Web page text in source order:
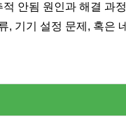
, 점검해보자
잡기
안됨 원인과 해결 과
, 기기 설정 문제, 혹은